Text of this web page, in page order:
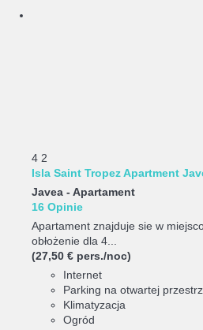
4 2
Isla Saint Tropez Apartment
Javea - Apartament
16 Opinie
Apartament znajduje sie w
obłożenie dla 4...
(27,50 € pers./noc)
Internet
Parking na otwartej
Klimatyzacja
Ogród